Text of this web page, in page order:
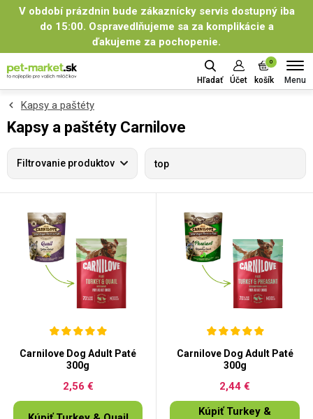
V období prázdnin bude zákaznícky servis dostupný iba
do 15:00. Ospravedlňujeme sa za komplikácie a
ďakujeme za pochopenie.
Hľadať Účet
0
košík Menu
Kapsy a paštéty
Kapsy a paštéty Carnilove
Filtrovanie produktov top
Carnilove Dog Adult Paté
300g
2,56 €
Carnilove Dog Adult Paté
300g
2,44 €
Kúpiť Turkey &